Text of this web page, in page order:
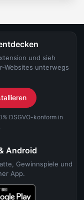
und sieh
Websites unterwegs
DSGVO-konform in
Android
Gewinnspiele und
App.